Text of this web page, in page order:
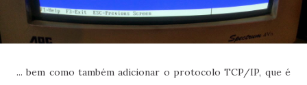
... bem como também adicionar o protocolo TCP/IP, que é